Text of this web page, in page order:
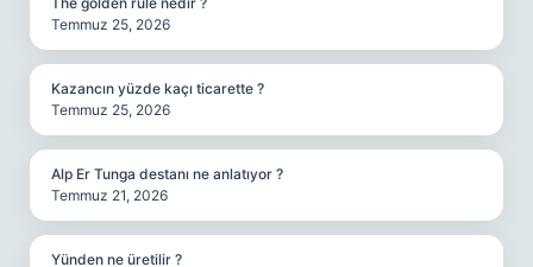
Temmuz 25, 2026
Kazancın yüzde kaçı ticarette ?
Temmuz 25, 2026
Alp Er Tunga destanı ne anlatıyor ?
Temmuz 21, 2026
Yünden ne üretilir ?